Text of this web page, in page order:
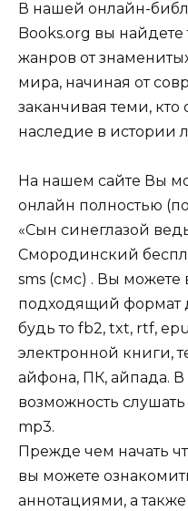
В нашей онлайн-
Books.org вы
жанров от
мира, начиная от
заканчивая теми, кто
наследие в истории
На нашем сайте Вы
онлайн полностью
«Сын синеглазой
Смородинский
sms (смс) . Вы можете
подходящий формат
будь то fb2, txt, rtf,
электронной книги,
айфона, ПК, айпада. В
возможность
mp3.
Прежде чем начать
вы можете
аннотациями, а также